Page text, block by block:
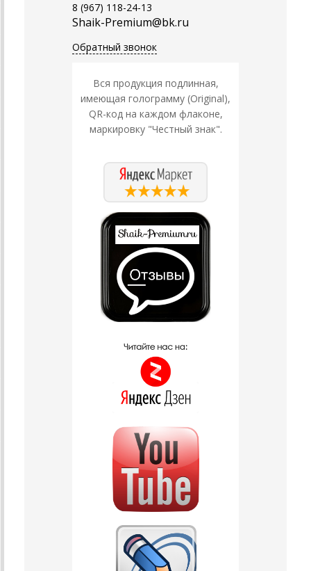
8 (967) 118-24-13
Shaik-Premium@bk.ru
Обратный звонок
Вся продукция подлинная,
имеющая голограмму (Original),
QR-код на каждом флаконе,
маркировку "Честный знак".